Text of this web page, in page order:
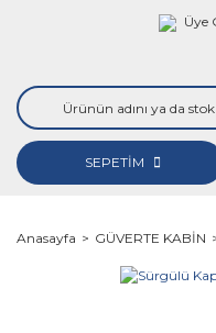
Üye
SEPETİM
Anasayfa GÜVERTE KABİN